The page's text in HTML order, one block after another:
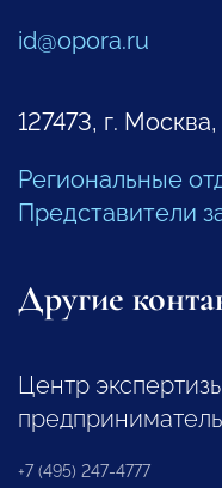
id@opora.ru
127473, г.
Региональные
Представители
Другие
Центр
+7 (495) 247-4777